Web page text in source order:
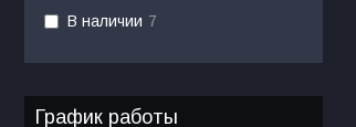
В наличии 7
График работы